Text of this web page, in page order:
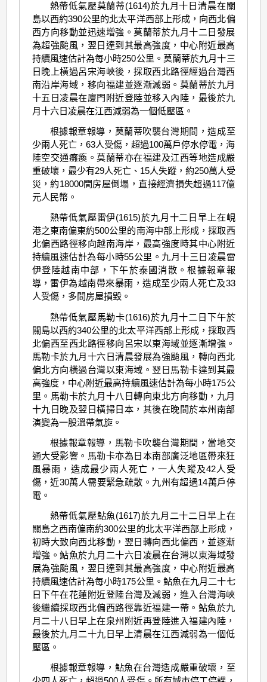
熱帶低氣壓莫蘭蒂(1614)於九月十日清晨在關
島以西約390公里的北太平洋西部上形成，向西北偏
西方向移動並迅速增強。莫蘭蒂於九月十二日發展
為超強颱風，翌日達到其最高強度，中心附近最高
持續風速估計為每小時250公里。莫蘭蒂於九月十三
日晚上橫過呂宋海峽後，採取西北路徑經過台灣西
南沿岸海域，移向福建並逐漸減弱。莫蘭蒂於九月
十五日凌晨在廈門附近登陸並移入內陸，最後於九
月十六日凌晨在江西減弱為一個低壓區。
根據報章報導，莫蘭蒂吹襲台灣期間，造成至
少兩人死亡，63人受傷，超過100萬戶停水停電，海
陸空交通癱瘓。莫蘭蒂亦在福建及江西等地造成嚴
重破壞，最少有29人死亡、15人失蹤，約250萬人受
災，約18000間房屋倒塌，直接經濟損失超過117億
元人民幣。
熱帶低氣壓雷伊(1615)於九月十二日早上在峴
港之東南偏東約500公里的南海中部上形成，採取西
北偏西路徑移向越南海岸，最高強度時其中心附近
持續風速估計為每小時55公里。九月十三日凌晨雷
伊登陸越南中部，下午於泰國消散。根據報章報
導，雷伊為越南帶來暴雨，造成至少兩人死亡及33
人受傷，多間房屋損毀。
熱帶低氣壓馬勒卡(1616)於九月十二日下午於
關島以西約340公里的北太平洋西部上形成，採取西
北偏西至西北路徑移向呂宋以東海域並逐漸增強。
馬勒卡於九月十六日清晨發展為強颱風，轉向西北
偏北方向橫過台灣以東海域。翌日馬勒卡達到其最
高強度，中心附近最高持續風速估計為每小時175公
里。馬勒卡於九月十八日轉向東北方向移動，九月
十九日晚及翌日橫掃日本，其後在晚間於本州南部
演變為一股溫帶氣旋。
根據報章報導，馬勒卡吹襲台灣期間，當地交
通大受影響。馬勒卡亦為日本南部廣泛地區帶來狂
風暴雨，造成最少兩人死亡，一人失蹤及42人受
傷，近30萬人需要緊急疏散。九州有超過14萬戶停
電。
熱帶低氣壓鮎魚(1617)於九月二十二日早上在
關島之西南偏南約300公里的北太平洋西部上形成，
初時大致向西北移動，翌日轉向西北偏西，並逐漸
增強。鮎魚於九月二十六日凌晨在台灣以東海域發
展為強颱風，翌日達到其最高強度，中心附近最高
持續風速估計為每小時175公里。鮎魚在九月二十七
日下午在花蓮附近登陸台灣及減弱，進入台灣海峽
後繼續採取西北偏西路徑靠近福建一帶。鮎魚於九
月二十八日早上在泉州附近再登陸進入福建內陸，
最後於九月二十九日早上清晨在江西減弱為一個低
壓區。
根據報章報導，鮎魚在台灣造成嚴重破壞，至